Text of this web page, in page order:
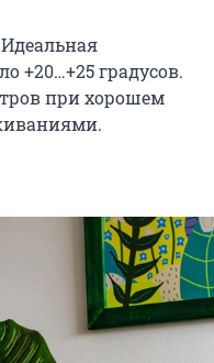
+20…+25градусов.
при хорошем